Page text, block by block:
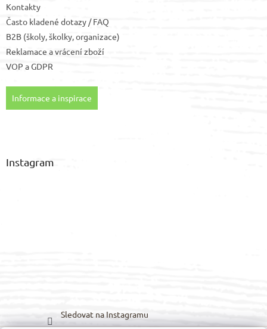
Kontakty
Často kladené dotazy / FAQ
B2B (školy, školky, organizace)
Reklamace a vrácení zboží
VOP aGDPR
Informace a inspirace
Instagram
Sledovat na Instagramu